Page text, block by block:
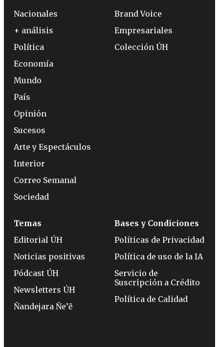
Nacionales
+ análisis
Política
Economía
Mundo
País
Opinión
Sucesos
Arte y Espectáculos
Interior
Correo Semanal
Sociedad
Brand Voice
Empresariales
Colección ÚH
Temas
Editorial ÚH
Noticias positivas
Pódcast ÚH
Newsletters ÚH
Ñandejara Ñe’ẽ
Bases y Condiciones
Políticas de Privacidad
Política de uso de la IA
Servicio de
Suscripción a Crédito
Política de Calidad